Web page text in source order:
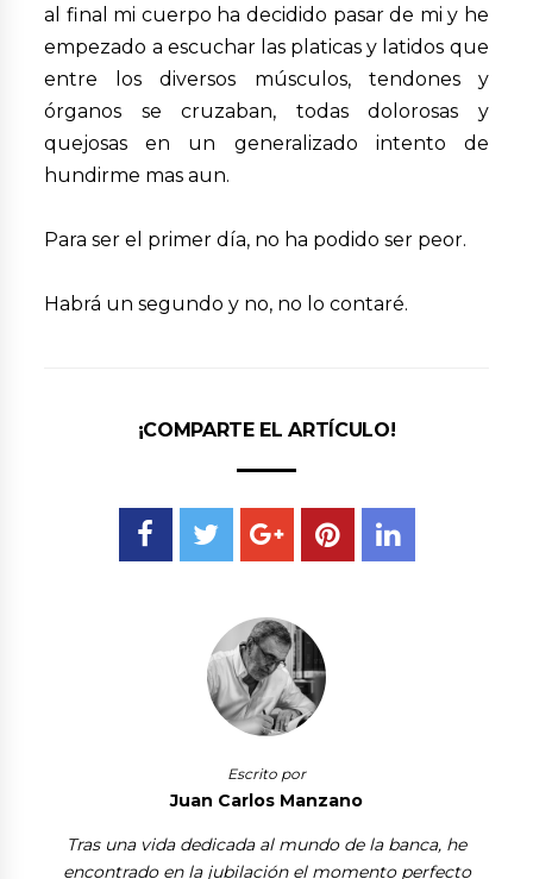
al final mi cuerpo ha decidido pasar de mi y he
empezado a escuchar las platicas y latidos que
entre los diversos músculos, tendones y
órganos se cruzaban, todas dolorosas y
quejosas en un generalizado intento de
hundirme mas aun.
Para ser el primer día, no ha podido ser peor.
Habrá un segundo y no, no lo contaré.
¡COMPARTE EL ARTÍCULO!
Escrito por
Juan Carlos Manzano
Tras una vida dedicada al mundo de la banca, he
encontrado en la jubilación el momento perfecto